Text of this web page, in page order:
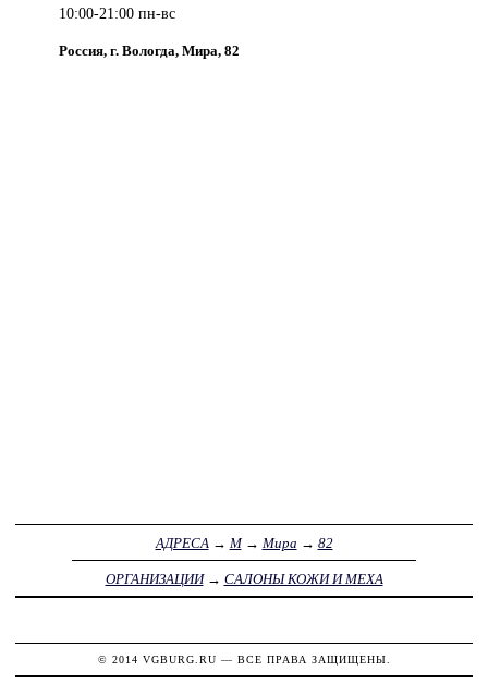
10:00-21:00 пн-вс
Россия, г. Вологда, Мира, 82
АДРЕСА → М→ Мира → 82
ОРГАНИЗАЦИИ→ САЛОНЫ КОЖИ И МЕХА
© 2014 VGBURG.RU — ВСЕ ПРАВА ЗАЩИЩЕНЫ.